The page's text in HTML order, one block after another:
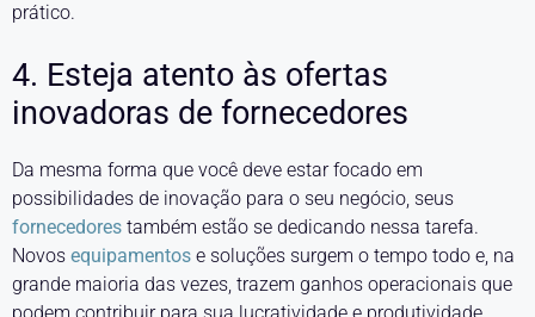
prático.
4. Esteja atento às ofertas
inovadoras de fornecedores
Da mesma forma que você deve estar focado em
possibilidades de inovação para o seu negócio, seus
fornecedores também estão se dedicando nessa tarefa.
Novos equipamentos e soluções surgem o tempo todo e, na
grande maioria das vezes, trazem ganhos operacionais que